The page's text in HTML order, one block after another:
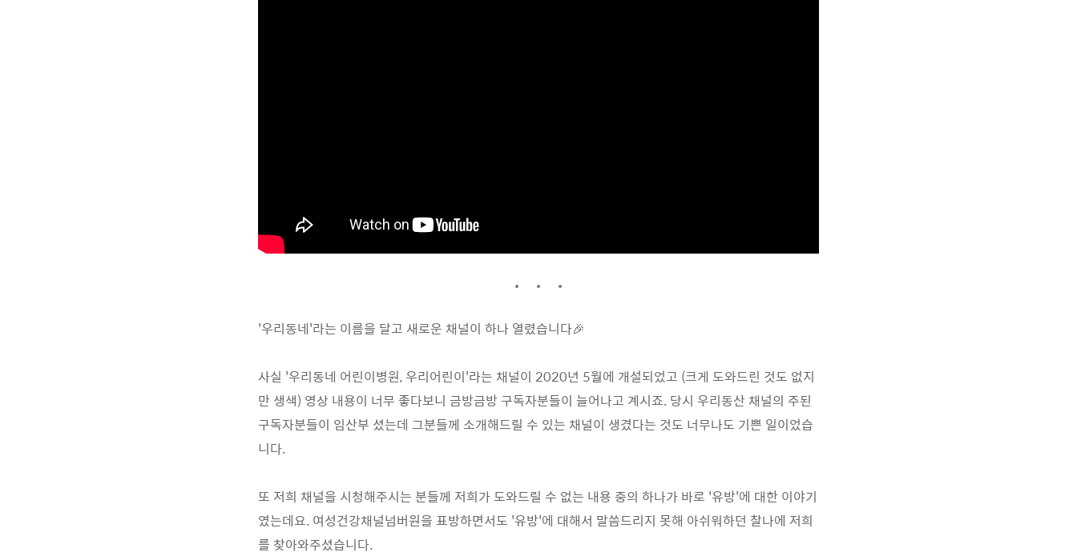
'우리동네'라는 이름을 달고 새로운 채널이 하나 열렸습니다🎉
사실 '우리동네 어린이병원, 우리어린이'라는 채널이 2020년 5월에 개설되었고 (크게 도와드린 것도 없지
만 생색) 영상 내용이 너무 좋다보니 금방금방 구독자분들이 늘어나고 계시죠. 당시 우리동산 채널의 주된
구독자분들이 임산부 셨는데 그분들께 소개해드릴 수 있는 채널이 생겼다는 것도 너무나도 기쁜 일이었습
니다.
또 저희 채널을 시청해주시는 분들께 저희가 도와드릴 수 없는 내용 중의 하나가 바로 '유방'에 대한 이야기
였는데요. 여성건강채널넘버원을 표방하면서도 '유방'에 대해서 말씀드리지 못해 아쉬워하던 찰나에 저희
를 찾아와주셨습니다.